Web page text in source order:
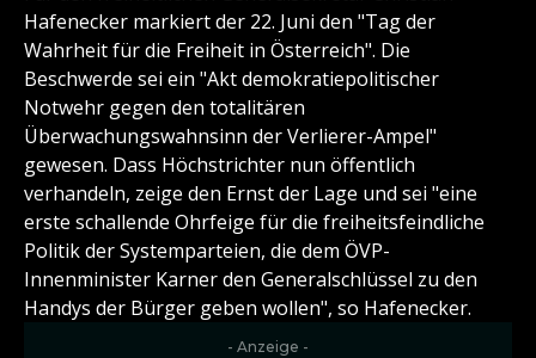
Hafenecker markiert der 22. Juni den "Tag der
Wahrheit für die Freiheit in Österreich". Die
Beschwerde sei ein "Akt demokratiepolitischer
Notwehr gegen den totalitären
Überwachungswahnsinn der Verlierer-Ampel"
gewesen. Dass Höchstrichter nun öffentlich
verhandeln, zeige den Ernst der Lage und sei "eine
erste schallende Ohrfeige für die freiheitsfeindliche
Politik der Systemparteien, die dem ÖVP-
Innenminister Karner den Generalschlüssel zu den
Handys der Bürger geben wollen", so Hafenecker.
- Anzeige -